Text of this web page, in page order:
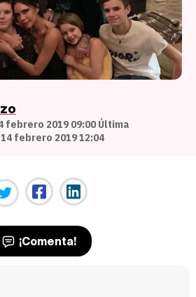
febrero 2019 09:00 Última
febrero 2019 12:04
¡Comenta!